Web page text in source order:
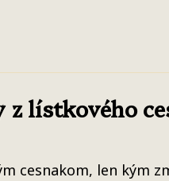
z lístkového
cesnakom, len kým